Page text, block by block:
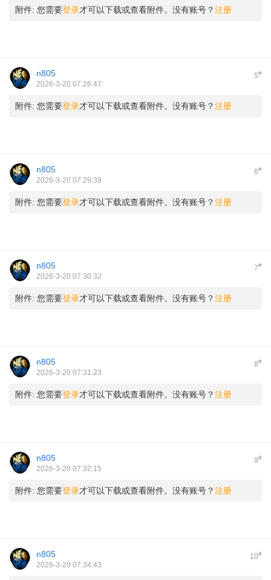
附件: 您需要登录才可以下载或查看附件。没有账号？注册
5#
n805
2026-3-20 07:26:47
附件: 您需要登录才可以下载或查看附件。没有账号？注册
6#
n805
2026-3-20 07:29:39
附件: 您需要登录才可以下载或查看附件。没有账号？注册
7#
n805
2026-3-20 07:30:32
附件: 您需要登录才可以下载或查看附件。没有账号？注册
8#
n805
2026-3-20 07:31:23
附件: 您需要登录才可以下载或查看附件。没有账号？注册
9#
n805
2026-3-20 07:32:15
附件: 您需要登录才可以下载或查看附件。没有账号？注册
10#
n805
2026-3-20 07:34:43